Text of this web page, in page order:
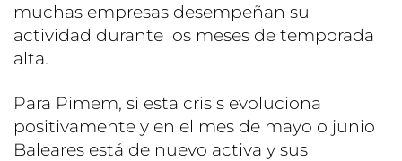
muchas empresas desempeñan su
actividad durante los meses de temporada
alta.
Para Pimem, si esta crisis evoluciona
positivamente y en el mes de mayo o junio
Baleares está de nuevo activa y sus